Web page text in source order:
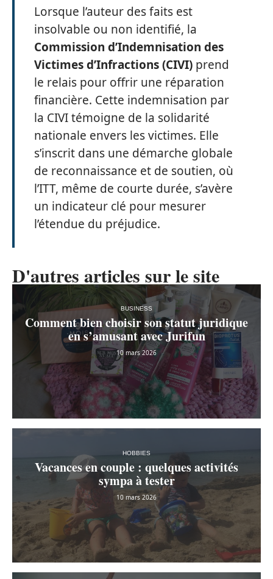
Lorsque l’auteur des faits est
insolvable ou non identifié, la
Commission d’Indemnisation des
Victimes d’Infractions (CIVI) prend
le relais pour offrir une réparation
financière. Cette indemnisation par
la CIVI témoigne de la solidarité
nationale envers les victimes. Elle
s’inscrit dans une démarche globale
de reconnaissance et de soutien, où
l’ITT, même de courte durée, s’avère
un indicateur clé pour mesurer
l’étendue du préjudice.
D'autres articles sur le site
BUSINESS
Comment bien choisir son statut juridique
en s’amusant avec Jurifun
10 mars 2026
HOBBIES
Vacances en couple : quelques activités
sympa à tester
10 mars 2026